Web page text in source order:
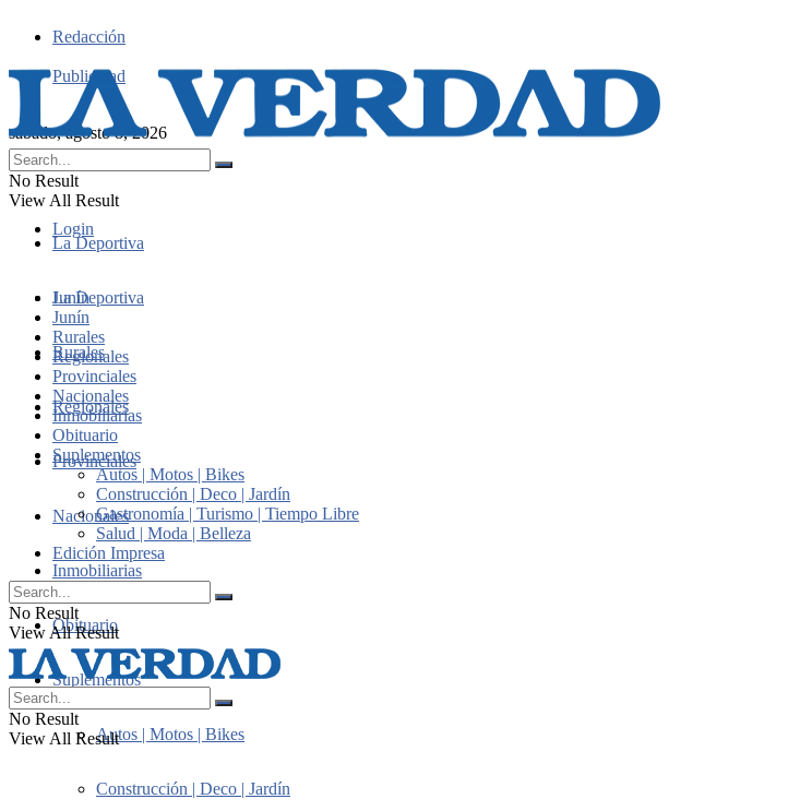
Redacción
Publicidad
sábado, agosto 8, 2026
Login
No Result
View All Result
La Deportiva
Junín
Rurales
Regionales
Provinciales
Nacionales
Inmobiliarias
Obituario
Suplementos
Autos | Motos | Bikes
Construcción | Deco | Jardín
La Deportiva
Junín
Rurales
Regionales
Provinciales
Nacionales
Inmobiliarias
Obituario
Suplementos
Autos | Motos | Bikes
Construcción | Deco | Jardín
Gastronomía | Turismo | Tiempo Libre
Salud | Moda | Belleza
Edición Impresa
No Result
View All Result
No Result
View All Result